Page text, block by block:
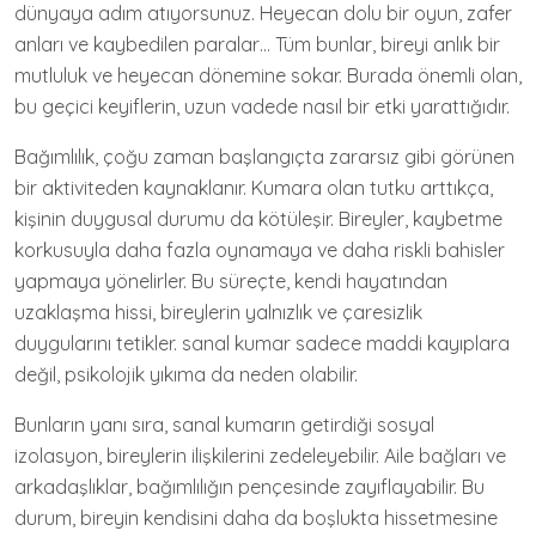
dünyaya adım atıyorsunuz. Heyecan dolu bir oyun, zafer
anları ve kaybedilen paralar… Tüm bunlar, bireyi anlık bir
mutluluk ve heyecan dönemine sokar. Burada önemli olan,
bu geçici keyiflerin, uzun vadede nasıl bir etki yarattığıdır.
Bağımlılık, çoğu zaman başlangıçta zararsız gibi görünen
bir aktiviteden kaynaklanır. Kumara olan tutku arttıkça,
kişinin duygusal durumu da kötüleşir. Bireyler, kaybetme
korkusuyla daha fazla oynamaya ve daha riskli bahisler
yapmaya yönelirler. Bu süreçte, kendi hayatından
uzaklaşma hissi, bireylerin yalnızlık ve çaresizlik
duygularını tetikler. sanal kumar sadece maddi kayıplara
değil, psikolojik yıkıma da neden olabilir.
Bunların yanı sıra, sanal kumarın getirdiği sosyal
izolasyon, bireylerin ilişkilerini zedeleyebilir. Aile bağları ve
arkadaşlıklar, bağımlılığın pençesinde zayıflayabilir. Bu
durum, bireyin kendisini daha da boşlukta hissetmesine